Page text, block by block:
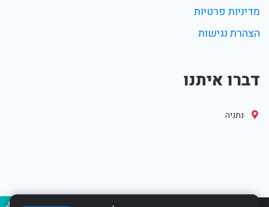
מדיניות פרטיות
הצהרת נגישות
דברו איתנו
נתניה